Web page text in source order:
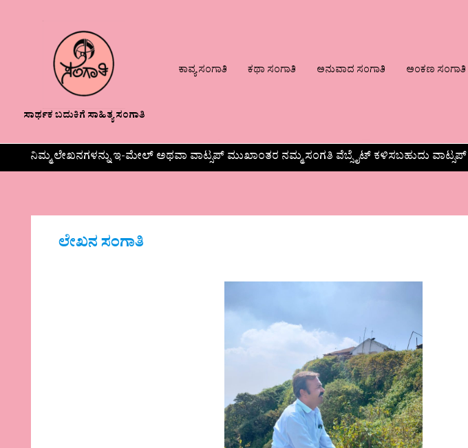
ಸಾರ್ಥಕ ಬದುಕಿಗೆ ಸಾಹಿತ್ಯ ಸಂಗಾತಿ
ಕಾವ್ಯ ಸಂಗಾತಿ ಕಥಾ ಸಂಗಾತಿ ಅನುವಾದ ಸಂಗಾತಿ ಅಂಕಣ ಸಂಗಾತಿ
ನಿಮ್ಮ ಲೇಖನಗಳನ್ನು ಇ-ಮೇಲ್ ಅಥವಾ ವಾಟ್ಸಪ್ ಮುಖಾಂತರ ನಮ್ಮ ಸಂಗತಿ ವೆಬ್ಸೈಟ್ ಕಳಿಸಬಹುದು
ಲೇಖನ ಸಂಗಾತಿ